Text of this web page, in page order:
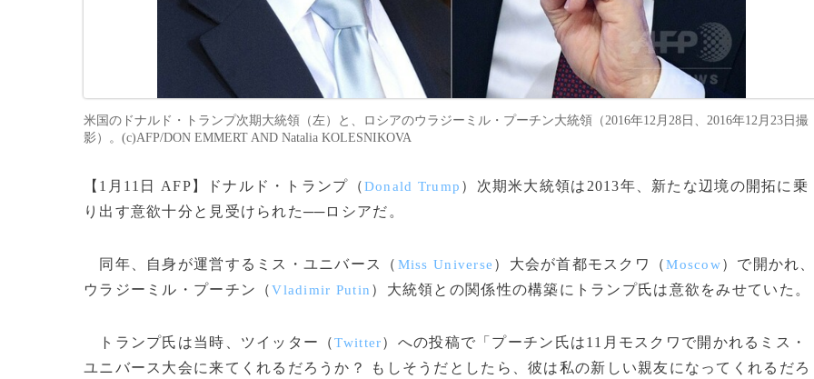
米国のドナルド・トランプ次期大統領（左）と、ロシアのウラジーミル・プーチン大統領（2016年12月28日、2016年12月23日撮
影）。(c)AFP/DON EMMERT AND Natalia KOLESNIKOVA
【1月11日 AFP】ドナルド・トランプ（Donald Trump ）次期米大統領は2013年、新たな辺境の開拓に乗
り出す意欲十分と見受けられた──ロシアだ。
同年、自身が運営するミス・ユニバース（ Miss Universe ）大会が首都モスクワ（Moscow）で開かれ
ウラジーミル・プーチン（Vladimir Putin ）大統領との関係性の構築にトランプ氏は意欲をみせていた。
トランプ氏は当時、ツイッター（Twitter）への投稿で「プーチン氏は11月モスクワで開かれるミス・
ユニバース大会に来てくれるだろうか？ もしそうだとしたら、彼は私の新しい親友になってくれるだろ